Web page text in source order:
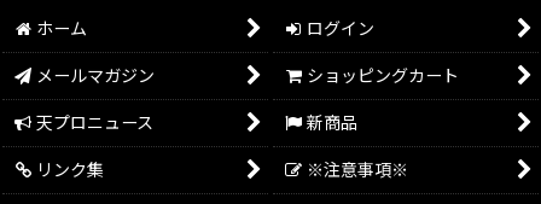
2025年
2024年
2023年
2022年
ホーム ログイン
メールマガジン ショッピングカート
天プロニュース 新商品
リンク集 ※注意事項※